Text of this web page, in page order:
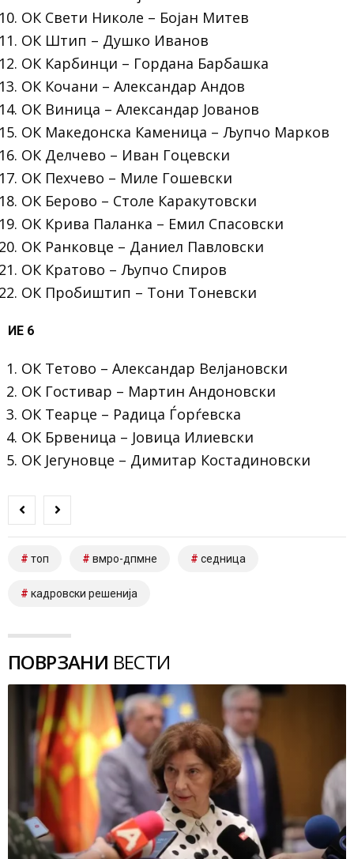
ОК Свети Николе – Бојан Митев
ОК Штип – Душко Иванов
ОК Карбинци – Гордана Барбашка
ОК Кочани – Александар Андов
ОК Виница – Александар Јованов
ОК Македонска Каменица – Љупчо Марков
ОК Делчево – Иван Гоцевски
ОК Пехчево – Миле Гошевски
ОК Берово – Столе Каракутовски
ОК Крива Паланка – Емил Спасовски
ОК Ранковце – Даниел Павловски
ОК Кратово – Љупчо Спиров
ОК Пробиштип – Тони Тоневски
ИЕ 6
ОК Тетово – Александар Велјановски
ОК Гостивар – Мартин Андоновски
ОК Теарце – Радица Ѓорѓевска
ОК Брвеница – Јовица Илиевски
ОК Јегуновце – Димитар Костадиновски
топ вмро-дпмне седница
кадровски решенија
ПОВРЗАНИ ВЕСТИ